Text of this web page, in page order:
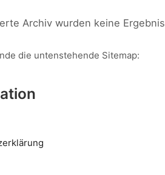
Archiv wurden keine
die untenstehende Sitemap: